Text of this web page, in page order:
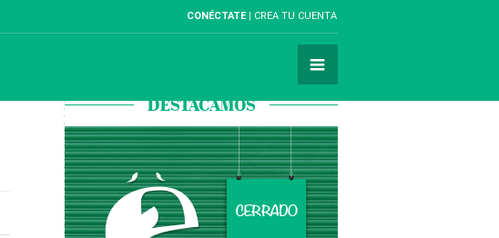
CONÉCTATE CREA TU CUENTA
DESTACAMOS